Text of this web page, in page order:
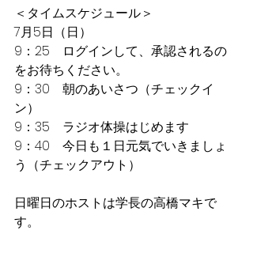
＜タイムスケジュール＞
7月5日（日）
9：25　ログインして、承認されるの
をお待ちください。
9：30　朝のあいさつ（チェックイ
ン）
9：35　ラジオ体操はじめます
9：40　今日も１日元気でいきましょ
う（チェックアウト）
日曜日のホストは学長の高橋マキで
す。